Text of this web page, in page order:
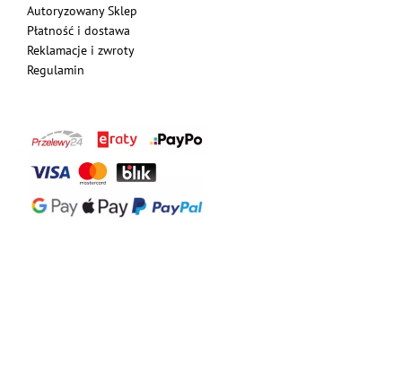
Autoryzowany Sklep
Płatność i dostawa
Reklamacje i zwroty
Regulamin